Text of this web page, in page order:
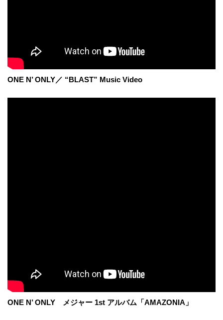
ONE N’ ONLY／ “BLAST” Music Video
ONE N’ ONLY メジャー 1st アルバム「AMAZONIA」